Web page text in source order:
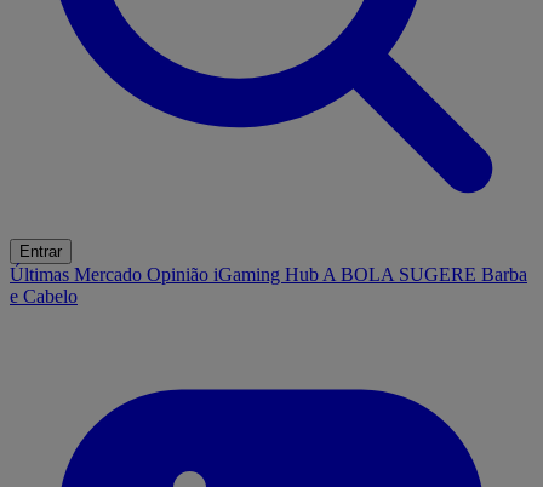
Entrar
Últimas Mercado Opinião iGaming Hub A BOLA SUGERE Barba
e Cabelo